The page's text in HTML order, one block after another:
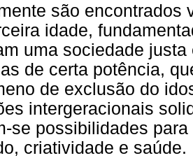
são encontrados
idade,
uma sociedade
de certa potência,
de exclusão do
intergeracionais
se possibilidades
criatividade e saúde.